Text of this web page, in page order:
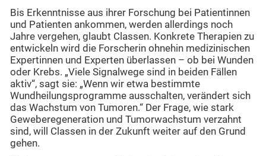
Bis Erkenntnisse aus ihrer Forschung bei Patientinnen
und Patienten ankommen, werden allerdings noch
Jahre vergehen, glaubt Classen. Konkrete Therapien zu
entwickeln wird die Forscherin ohnehin medizinischen
Expertinnen und Experten überlassen – ob bei Wunden
oder Krebs. „Viele Signalwege sind in beiden Fällen
aktiv“, sagt sie: „Wenn wir etwa bestimmte
Wundheilungsprogramme ausschalten, verändert sich
das Wachstum von Tumoren.“ Der Frage, wie stark
Geweberegeneration und Tumorwachstum verzahnt
sind, will Classen in der Zukunft weiter auf den Grund
gehen.